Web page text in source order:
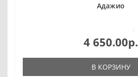
Адажио
4 650.00р.
В КОРЗИНУ